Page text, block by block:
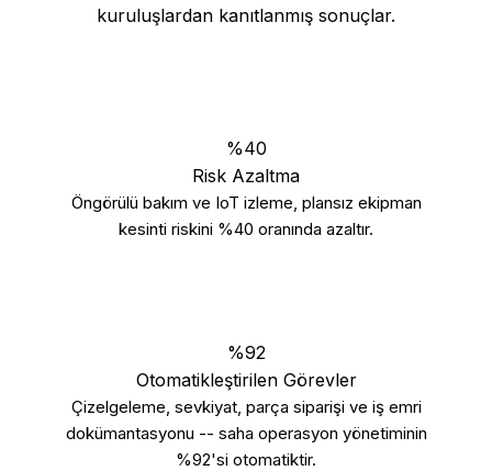
kuruluşlardan kanıtlanmış sonuçlar.
%40
Risk Azaltma
Öngörülü bakım ve IoT izleme, plansız ekipman
kesinti riskini %40 oranında azaltır.
%92
Otomatikleştirilen Görevler
Çizelgeleme, sevkiyat, parça siparişi ve iş emri
dokümantasyonu -- saha operasyon yönetiminin
%92'si otomatiktir.